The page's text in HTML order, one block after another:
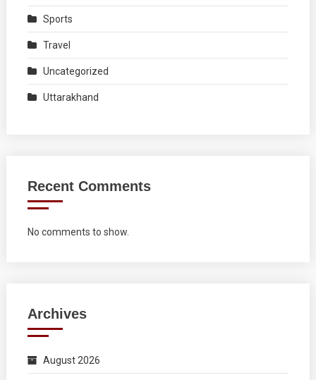
Sports
Travel
Uncategorized
Uttarakhand
Recent Comments
No comments to show.
Archives
August 2026